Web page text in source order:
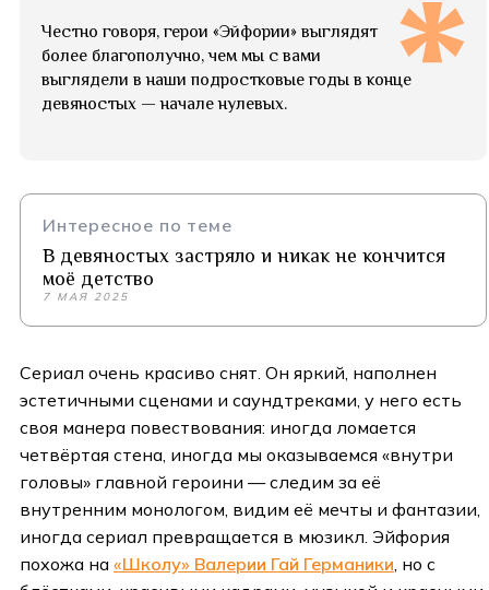
Честно говоря, герои «Эйфории» выглядят
более благополучно, чем мы с вами
выглядели в наши подростковые годы в конце
девяностых — начале нулевых.
Интересное по теме
В девяностых застряло и никак не кончится
моё детство
7 МАЯ 2025
Сериал очень красиво снят. Он яркий, наполнен
эстетичными сценами и саундтреками, у него есть
своя манера повествования: иногда ломается
четвёртая стена, иногда мы оказываемся «внутри
головы» главной героини — следим за её
внутренним монологом, видим её мечты и фантазии,
иногда сериал превращается в мюзикл. Эйфория
похожа на «Школу» Валерии Гай Германики , но с